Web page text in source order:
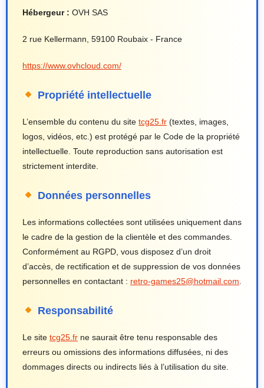
Hébergeur : OVH SAS
2 rue Kellermann, 59100 Roubaix - France
https://www.ovhcloud.com/
Propriété intellectuelle
L’ensemble du contenu du site tcg25.fr (textes, images,
logos, vidéos, etc.) est protégé par le Code de la propriété
intellectuelle. Toute reproduction sans autorisation est
strictement interdite.
Données personnelles
Les informations collectées sont utilisées uniquement dans
le cadre de la gestion de la clientèle et des commandes.
Conformément au RGPD, vous disposez d’un droit
d’accès, de rectification et de suppression de vos données
personnelles en contactant : retro-games25@hotmail.com
Responsabilité
Le site tcg25.fr ne saurait être tenu responsable des
erreurs ou omissions des informations diffusées, ni des
dommages directs ou indirects liés à l’utilisation du site.